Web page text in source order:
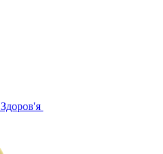
Здоров'я